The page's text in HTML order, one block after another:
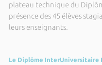
plateau technique du
présence des 45 élèves
leurs enseignants.
Le Diplôme InterUniversitaire